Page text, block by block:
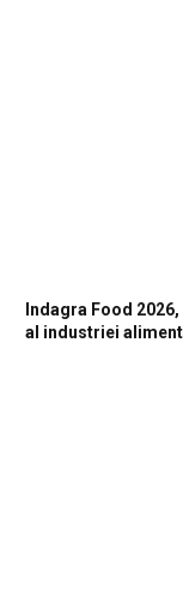
Indagra Food
al industriei